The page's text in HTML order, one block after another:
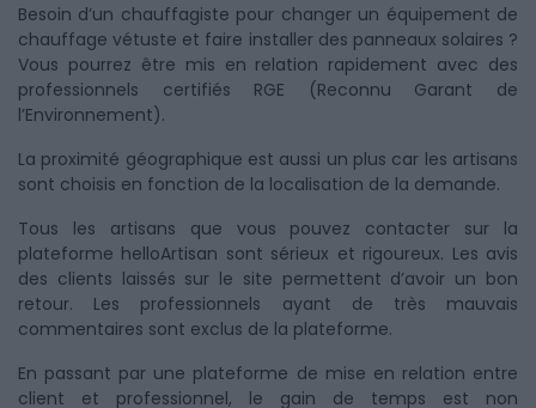
Besoin d’un chauffagiste pour changer un équipement de
chauffage vétuste et faire installer des panneaux solaires ?
Vous pourrez être mis en relation rapidement avec des
professionnels certifiés RGE (Reconnu Garant de
l’Environnement).
La proximité géographique est aussi un plus car les artisans
sont choisis en fonction de la localisation de la demande.
Tous les artisans que vous pouvez contacter sur la
plateforme helloArtisan sont sérieux et rigoureux. Les avis
des clients laissés sur le site permettent d’avoir un bon
retour. Les professionnels ayant de très mauvais
commentaires sont exclus de la plateforme.
En passant par une plateforme de mise en relation entre
client et professionnel, le gain de temps est non